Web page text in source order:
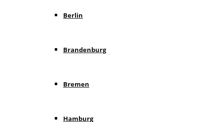
Berlin
Brandenburg
Bremen
Hamburg